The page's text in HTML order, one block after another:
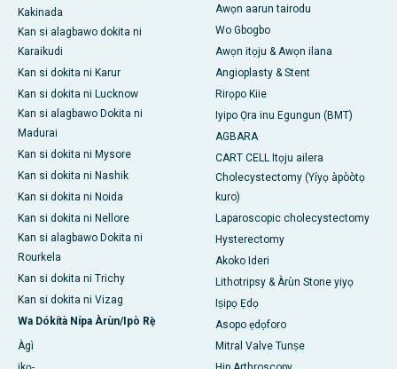
Kakinada
Kan si alagbawo dokita ni
Karaikudi
Kan si dokita ni Karur
Kan si dokita ni Lucknow
Kan si alagbawo Dokita ni
Madurai
Kan si dokita ni Mysore
Kan si dokita ni Nashik
Kan si dokita ni Noida
Kan si dokita ni Nellore
Kan si alagbawo Dokita ni
Rourkela
Kan si dokita ni Trichy
Kan si dokita ni Vizag
Wa Dókítà Nípa Àrùn/Ipò Rẹ̀
Àgì
Awọn aarun tairodu
Wo Gbogbo
Awọn itọju & Awọn ilana
Angioplasty & Stent
Rirọpo Kiie
Iyipo Ọra inu Egungun (BMT)
AGBARA
CART CELL Itọju ailera
Cholecystectomy (Yíyọ àpòòtọ
kuro)
Laparoscopic cholecystectomy
Hysterectomy
Akoko Ideri
Lithotripsy & Àrùn Stone yiyọ
Iṣipọ Ẹdọ
Asopo ẹdọforo
Mitral Valve Tunṣe